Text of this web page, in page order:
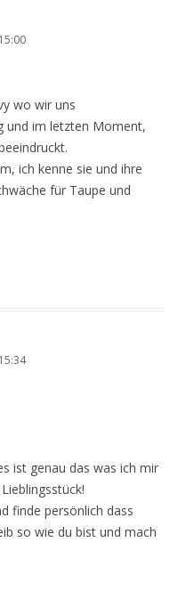
wo wir uns
und im letzten Moment,
ich kenne sie und ihre
für Taupe und
ist genau das was ich mir
finde persönlich dass
so wie du bist und mach